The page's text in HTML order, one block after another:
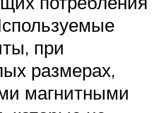
при
размерах,
магнитными